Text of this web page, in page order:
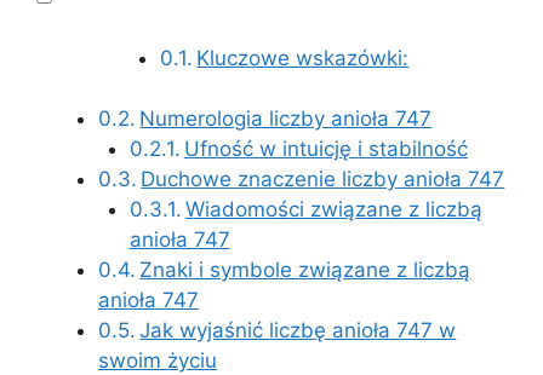
Kluczowe wskazówki:
Numerologia liczby anioła 747
Ufność w intuicję i stabilność
Duchowe znaczenie liczby anioła 747
Wiadomości związane z liczbą
anioła 747
Znaki i symbole związane z liczbą
anioła 747
Jak wyjaśnić liczbę anioła 747 w
swoim życiu